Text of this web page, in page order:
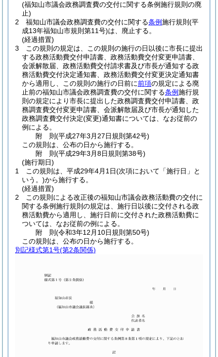
(福知山市議会政務調査費の交付に関する条例施行規則の廃
止)
2
福知山市議会政務調査費の交付に関する条例施行規則 (平
成13年福知山市規則第11号)は、廃止する。
(経過措置)
3
この規則の規定は、この規則の施行の日以後に市長に提出
する政務活動費交付申請書、政務活動費交付変更申請書、
会派解散届、政務活動費交付請求書及び市長が通知する政
務活動費交付決定通知書、政務活動費交付変更決定通知書
から適用し、この規則の施行の日前に前項の規定による廃
止前の福知山市議会政務調査費の交付に関する条例施行規
則の規定により市長に提出した政務調査費交付申請書、政
務調査費交付変更申請書、会派解散届及び市長が通知した
政務調査費交付決定(変更)通知書については、なお従前の
例による。
附 則(平成27年3月27日規則第42号)
この規則は、公布の日から施行する。
附 則(平成29年3月8日規則第38号)
(施行期日)
1
この規則は、平成29年4月1日(次項において「施行日」と
いう。)から施行する。
(経過措置)
2
この規則による改正後の福知山市議会政務活動費の交付に
関する条例施行規則の規定は、施行日以後に交付される政
務活動費から適用し、施行日前に交付された政務活動費に
ついては、なお従前の例による。
附 則(令和3年12月10日規則第50号)
この規則は、公布の日から施行する。
別記様式第1号(第2条関係)